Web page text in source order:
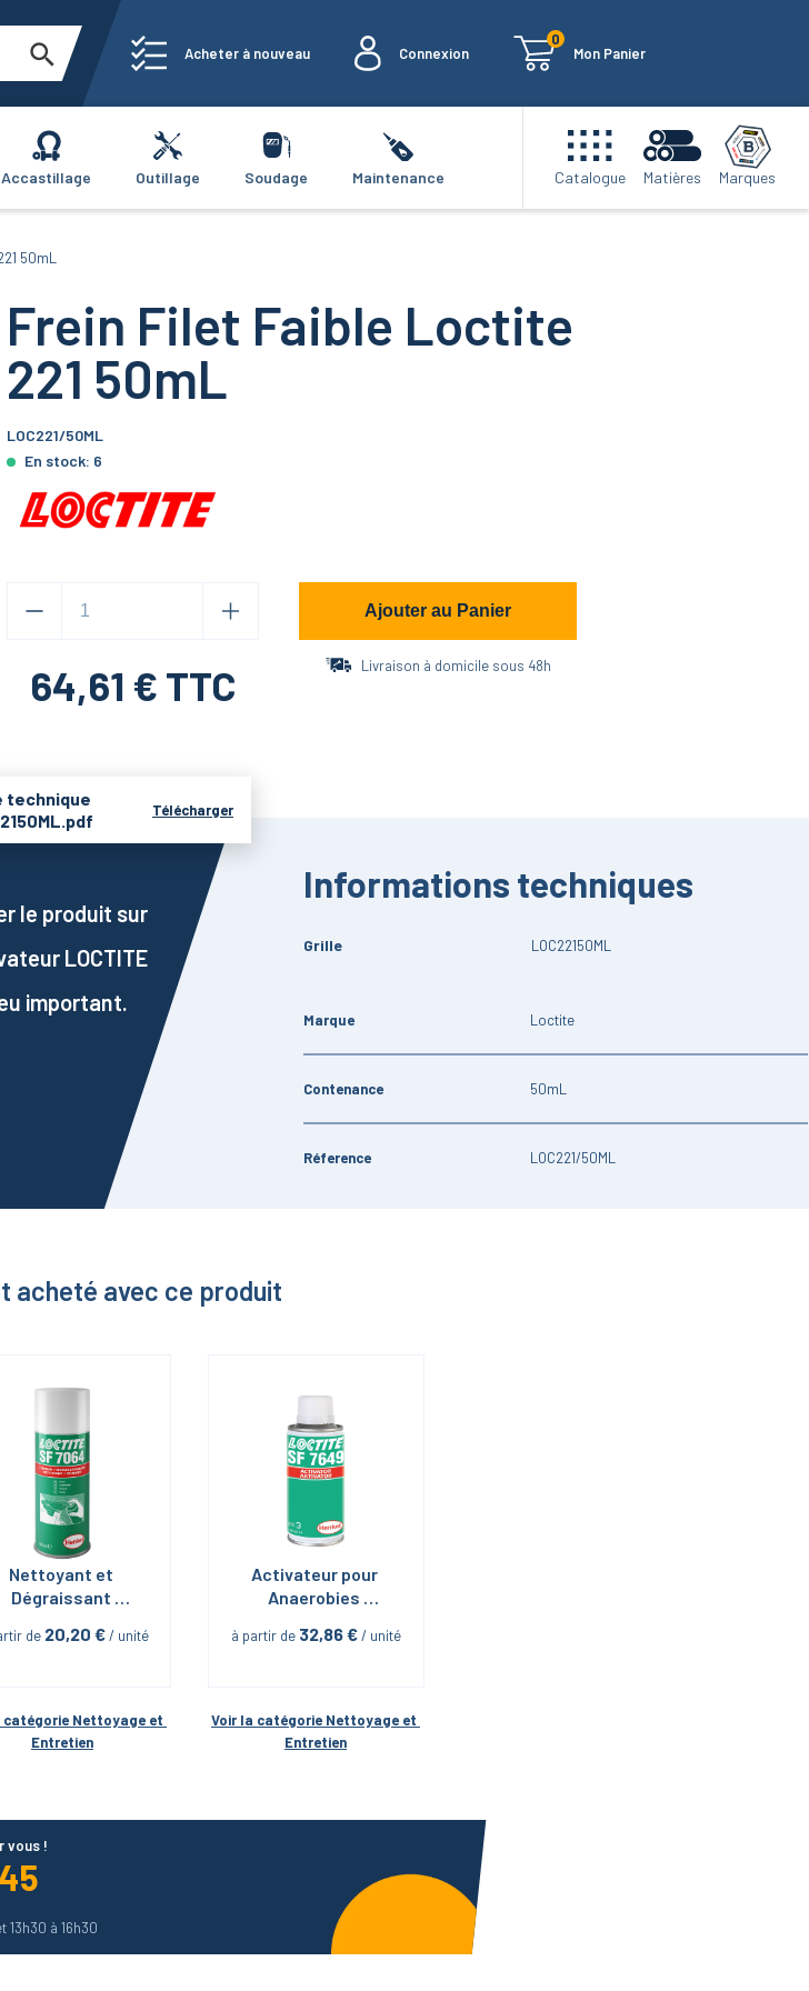
Acheter à nouveau Connexion
0
Mon Panier
Accastillage Outillage Soudage Maintenance Catalogue Matières Marques
50mL
Frein Filet Faible Loctite
221 50mL
LOC221/50ML
En stock: 6
64,61 € TTC
Ajouter au Panier
Livraison à domicile sous 48h
technique
Télécharger
le produit sur
LOCTITE
important.
Informations techniques
Grille LOC22150ML
Marque Loctite
Contenance 50mL
Réference LOC221/50ML
acheté avec ce produit
Nettoyant et
Dégraissant
400mL
de 20,20 € / unité
catégorie Nettoyage et
Entretien
Activateur pour
Anaerobies
150mL
à partir de 32,86 € / unité
Voir la catégorie Nettoyage et
Entretien
vous !
13h30 à 16h30